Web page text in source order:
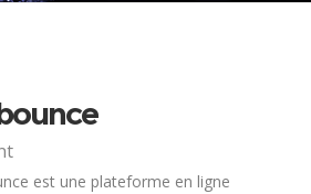
est une plateforme en ligne